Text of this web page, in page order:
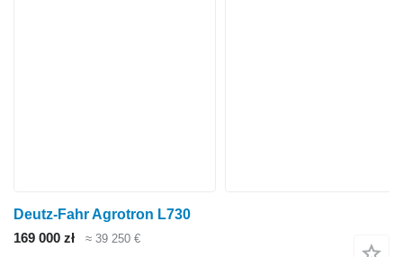
Deutz-Fahr Agrotron L730
169 000 zł
≈ 39 250 €